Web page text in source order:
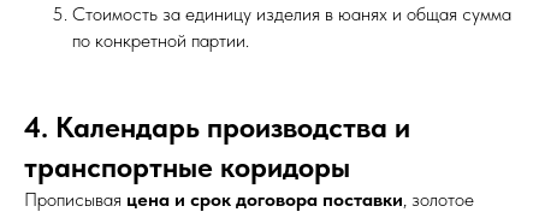
Стоимость за единицу изделия в юанях и общая сумма
по конкретной партии.
4. Календарь производства и
транспортные коридоры
Прописывая цена и срок договора поставки , золотое